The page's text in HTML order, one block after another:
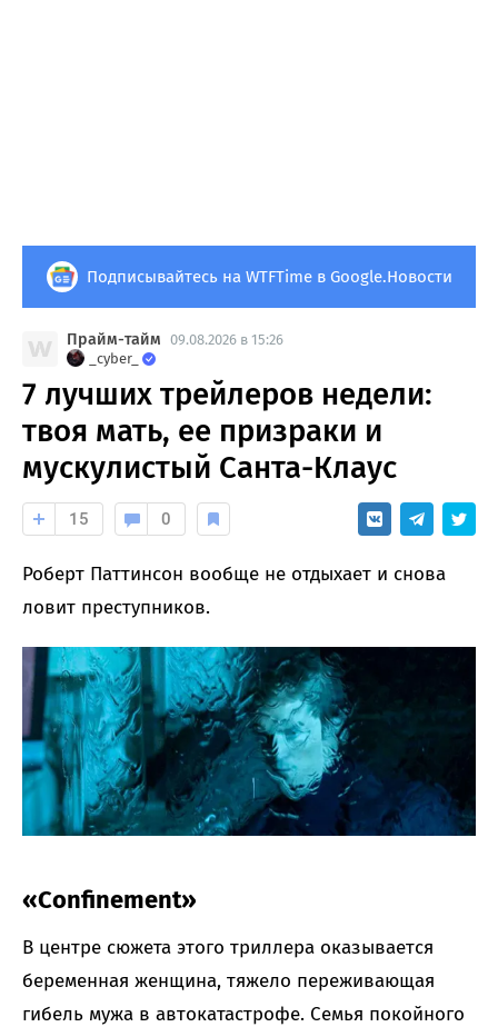
Подписывайтесь на WTFTime в Google.Новости
Прайм-тайм 09.08.2026 в 15:26
_cyber_
7 лучших трейлеров недели:
твоя мать, ее призраки и
мускулистый Санта-Клаус
15 0
Роберт Паттинсон вообще не отдыхает и снова
ловит преступников.
«Confinement»
В центре сюжета этого триллера оказывается
беременная женщина, тяжело переживающая
гибель мужа в автокатастрофе. Семья покойного